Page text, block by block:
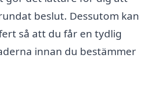
beslut. Dessutom kan
så att du får en tydlig
innan du bestämmer